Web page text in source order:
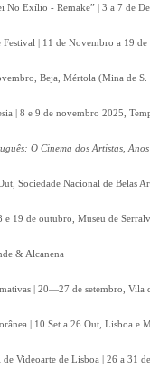
No Exílio - Remake” | 3 a 7 de
| 11 de Novembro a 19
Beja, Mértola (Mina de
| 8 e 9 de novembro 2025,
O Cinema dos Artistas,
Sociedade Nacional de Belas
e 19 de outubro, Museu de
& Alcanena
| 20—27 de setembro, Vila
| 10 Set a 26 Out, Lisboa e
Videoarte de Lisboa | 26 a 31